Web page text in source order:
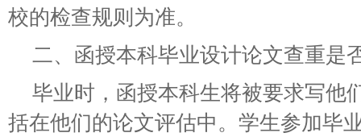
校的检查规则为准。
二、函授本科毕业设计论文查重是
毕业时，函授本科生将被要求写他
括在他们的论文评估中。学生参加毕